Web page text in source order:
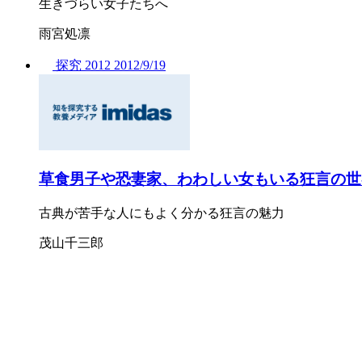
生きづらい女子たちへ
雨宮処凛
探究 2012 2012/9/19
草食男子や恐妻家、わわしい女もいる狂言の
古典が苦手な人にもよく分かる狂言の魅力
茂山千三郎